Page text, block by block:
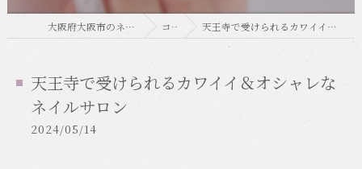
大阪府大阪市のネイルならLino nail コラム 天王寺で受けられるカワイイ＆オシャレなネイルサロン
天王寺で受けられるカワイイ＆オシャレな
ネイルサロン
2024/05/14